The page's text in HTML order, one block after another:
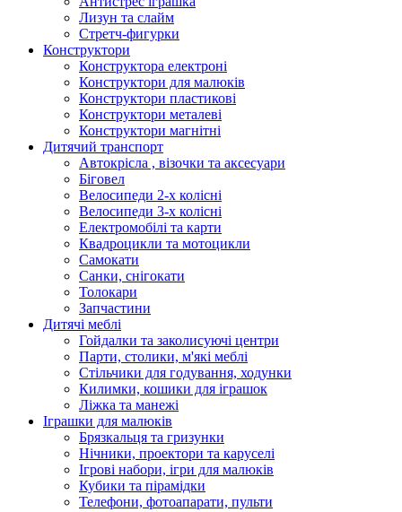
Лизун та слайм
Стретч-фигурки
Конструктори
Конструктора електроні
Конструктори для малюків
Конструктори пластикові
Конструктори металеві
Конструктори магнітні
Дитячий транспорт
Автокрісла , візочки та аксесуари
Біговел
Велосипеди 2-х колісні
Велосипеди 3-х колісні
Електромобілі та карти
Квадроцикли та мотоцикли
Самокати
Санки, снігокати
Толокари
Запчастини
Дитячі меблі
Гойдалки та заколисуючі центри
Парти, столики, м'які меблі
Стільчики для годування, ходунки
Килимки, кошики для іграшок
Ліжка та манежі
Іграшки для малюків
Брязкальця та гризунки
Нічники, проектори та каруселі
Ігрові набори, ігри для малюків
Кубики та пірамідки
Телефони, фотоапарати, пульти